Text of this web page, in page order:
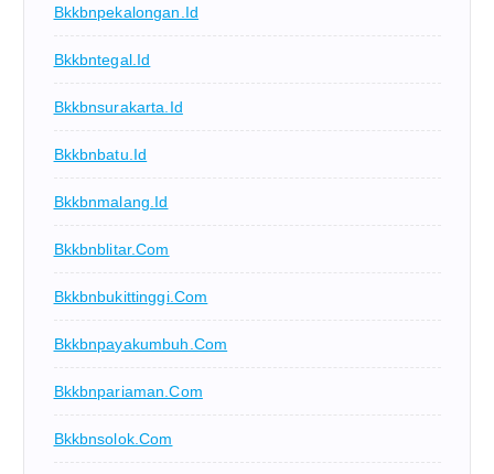
Bkkbnpekalongan.id
Bkkbntegal.id
Bkkbnsurakarta.id
Bkkbnbatu.id
Bkkbnmalang.id
Bkkbnblitar.com
Bkkbnbukittinggi.com
Bkkbnpayakumbuh.com
Bkkbnpariaman.com
Bkkbnsolok.com